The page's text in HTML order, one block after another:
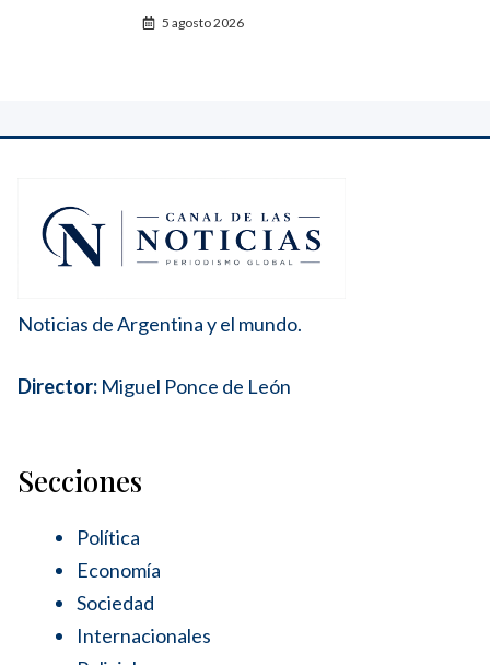
5 agosto 2026
Noticias de Argentina y el mundo.
Director: Miguel Ponce de León
Secciones
Política
Economía
Sociedad
Internacionales